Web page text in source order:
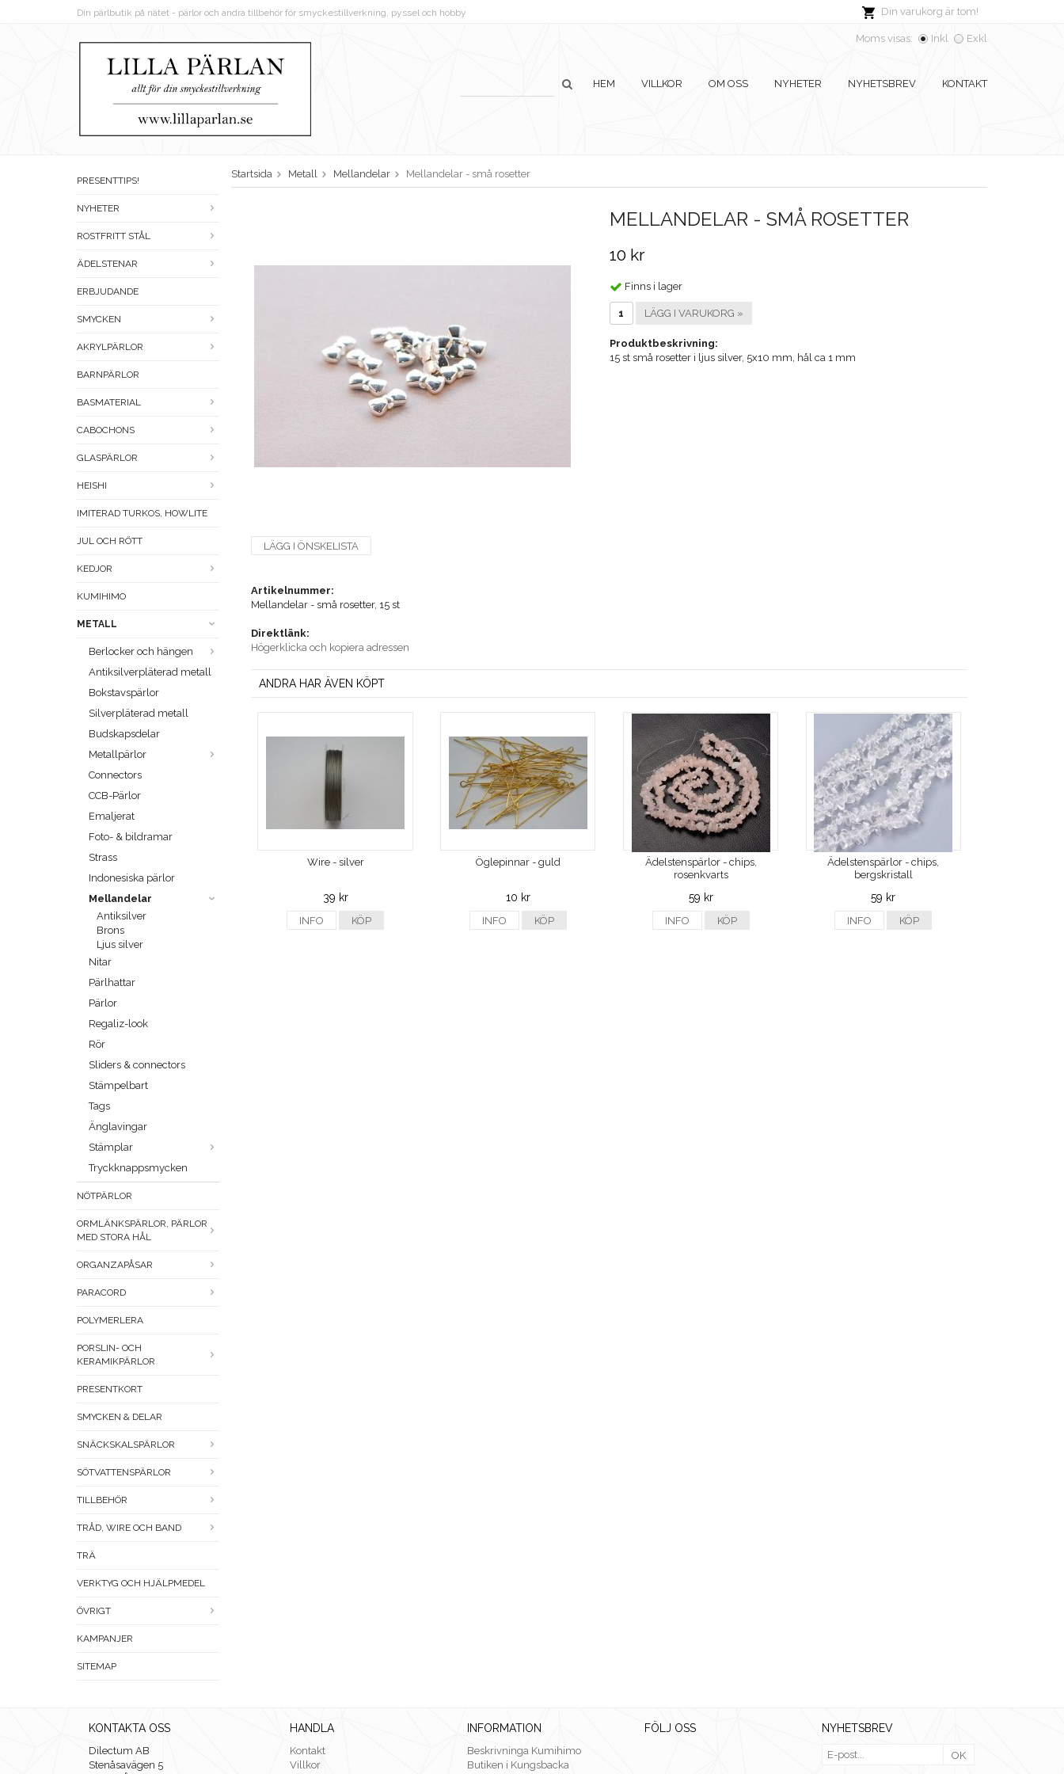
Din varukorg är tom!
Din pärlbutik på nätet - pärlor och andra tillbehör för smyckestillverkning, pyssel och hobby
Moms visas: Inkl Exkl
HEM VILLKOR OM OSS NYHETER NYHETSBREV KONTAKT
PRESENTTIPS!
NYHETER
ROSTFRITT STÅL
ÄDELSTENAR
ERBJUDANDE
SMYCKEN
AKRYLPÄRLOR
BARNPÄRLOR
BASMATERIAL
CABOCHONS
GLASPÄRLOR
HEISHI
IMITERAD TURKOS, HOWLITE
JUL OCH RÖTT
KEDJOR
KUMIHIMO
METALL
Berlocker och hängen
Antiksilverpläterad metall
Bokstavspärlor
Silverpläterad metall
Budskapsdelar
Metallpärlor
Connectors
CCB-Pärlor
Emaljerat
Foto- & bildramar
Strass
Indonesiska pärlor
Mellandelar
Antiksilver
Brons
Ljus silver
Nitar
Pärlhattar
Pärlor
Regaliz-look
Rör
Sliders & connectors
Stämpelbart
Tags
Änglavingar
Stämplar
Tryckknappsmycken
NÖTPÄRLOR
ORMLÄNKSPÄRLOR, PÄRLOR
MED STORA HÅL
ORGANZAPÅSAR
PARACORD
POLYMERLERA
PORSLIN- OCH
KERAMIKPÄRLOR
PRESENTKORT
SMYCKEN & DELAR
SNÄCKSKALSPÄRLOR
SÖTVATTENSPÄRLOR
TILLBEHÖR
TRÅD, WIRE OCH BAND
TRÄ
VERKTYG OCH HJÄLPMEDEL
ÖVRIGT
KAMPANJER
SITEMAP
Startsida Metall Mellandelar Mellandelar - små rosetter
MELLANDELAR - SMÅ ROSETTER
10 kr
Finns i lager
LÄGG I VARUKORG »
Produktbeskrivning:
15 st små rosetter i ljus silver, 5x10 mm, hål ca 1 mm
LÄGG I ÖNSKELISTA
Artikelnummer:
Mellandelar - små rosetter, 15 st
Direktlänk:
Högerklicka och kopiera adressen
ANDRA HAR ÄVEN KÖPT
Wire - silver
39 kr
INFO KÖP
Öglepinnar - guld
10 kr
INFO KÖP
Ädelstenspärlor - chips,
rosenkvarts
59 kr
INFO KÖP
Ädelstenspärlor - chips,
bergskristall
59 kr
INFO KÖP
KONTAKTA OSS
Dilectum AB
Stenåsavägen 5
HANDLA
Kontakt
Villkor
INFORMATION
Beskrivninga Kumihimo
Butiken i Kungsbacka
FÖLJ OSS NYHETSBREV
OK